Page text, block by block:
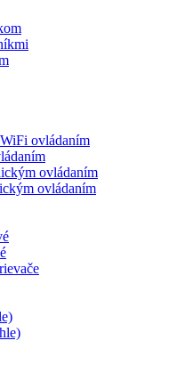
ovládaním
ovládaním
ovládaním